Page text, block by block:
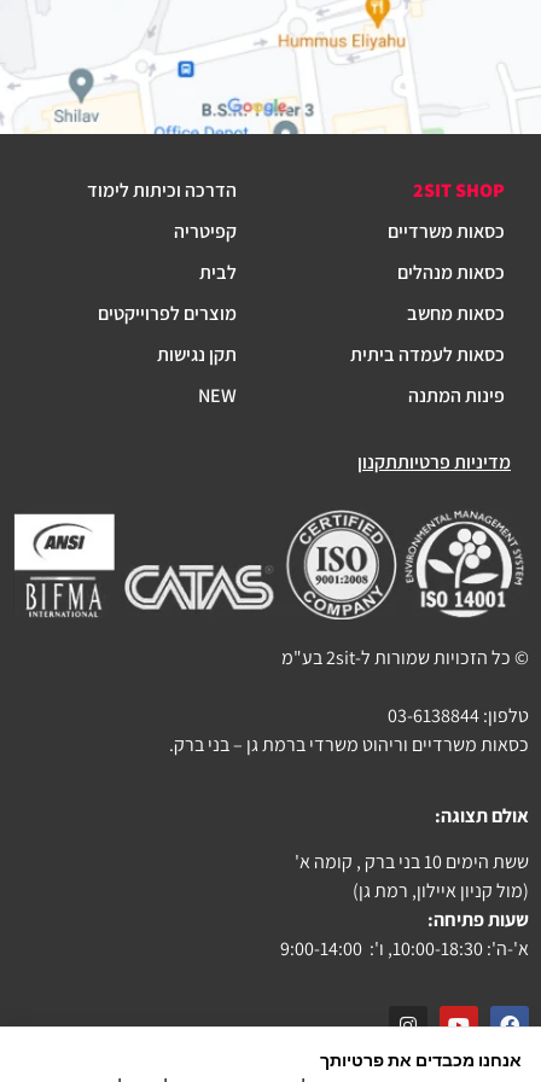
2SIT SHOP
כסאות משרדיים
כסאות מנהלים
כסאות מחשב
כסאות לעמדה ביתית
פינות המתנה
הדרכה וכיתות לימוד
קפיטריה
לבית
מוצרים לפרוייקטים
תקן נגישות
NEW
מדיניות פרטיותתקנון
© כל הזכויות שמורות ל-2sit בע"מ
טלפון:03-6138844
כסאות משרדיים וריהוט משרדי ברמת גן – בני ברק.
אולם תצוגה:
ששת הימים 10 בני ברק , קומה א'
(מול קניון איילון, רמת גן)
שעות פתיחה:
א'-ה': 10:00-18:30, ו': 9:00-14:00
אנחנו מכבדים את פרטיותך